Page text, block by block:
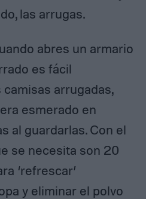
las arrugas.
abres un armario
es fácil
arrugadas,
esmerado en
al guardarlas. Con el
se necesita son 20
‘refrescar’
y eliminar el polvo